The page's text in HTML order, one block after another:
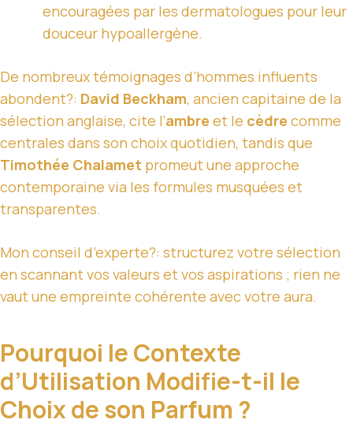
encouragées par les dermatologues pour leur
douceur hypoallergène.
De nombreux témoignages d’hommes influents
abondent?: David Beckham, ancien capitaine de la
sélection anglaise, cite l’ambre et le cèdre comme
centrales dans son choix quotidien, tandis que
Timothée Chalamet promeut une approche
contemporaine via les formules musquées et
transparentes.
Mon conseil d’experte?: structurez votre sélection
en scannant vos valeurs et vos aspirations ; rien ne
vaut une empreinte cohérente avec votre aura.
Pourquoi le Contexte
d’Utilisation Modifie-t-il le
Choix de son Parfum ?